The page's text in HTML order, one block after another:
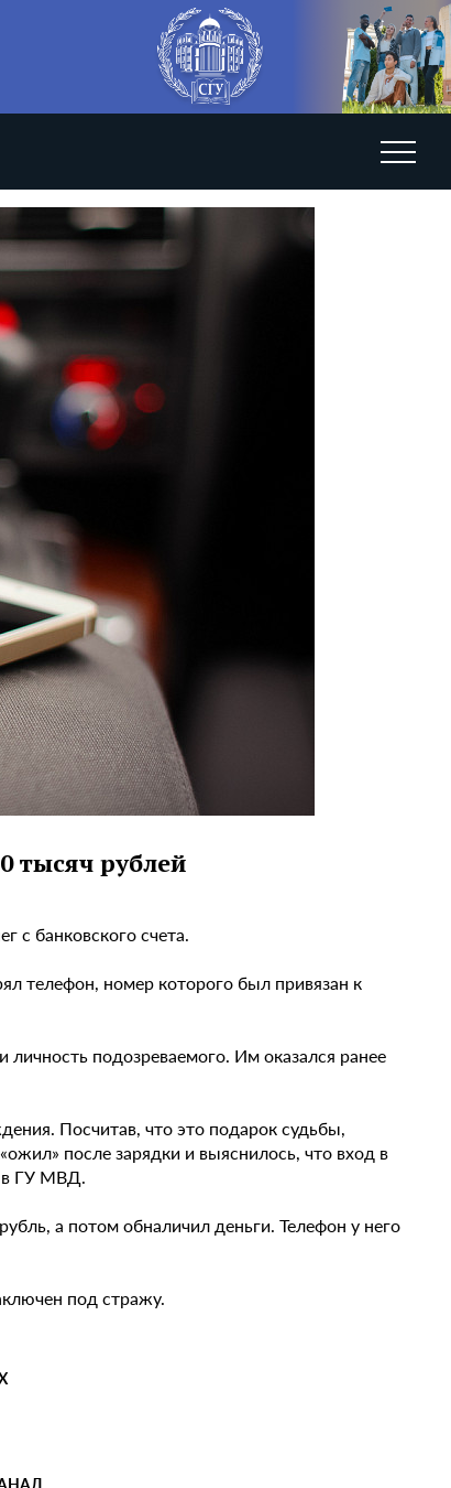
тысяч рублей
с банковского счета.
телефон, номер которого был привязан к
подозреваемого. Им оказался ранее
Посчитав, что это подарок судьбы,
после зарядки и выяснилось, что вход в
в ГУ МВД.
а потом обналичил деньги. Телефон у него
под стражу.